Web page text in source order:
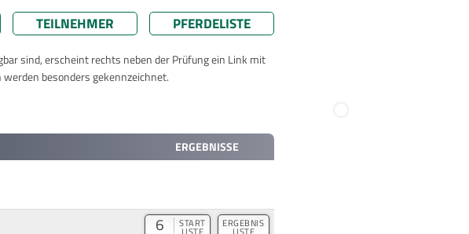
TEILNEHMER PFERDELISTE
sind, erscheint rechts neben der Prüfung ein Link mit
besonders gekennzeichnet.
ERGEBNISSE
6 START
LISTE
ERGEBNIS
LISTE